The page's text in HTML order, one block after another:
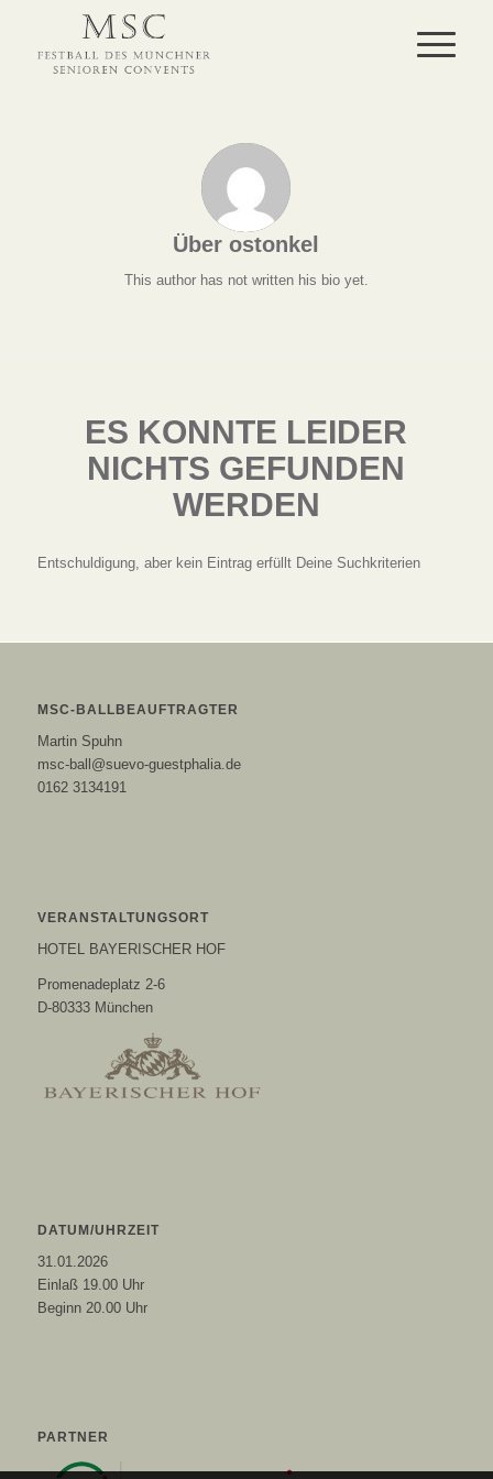
Überostonkel
This author has not written his bio yet.
ES KONNTE LEIDER
NICHTS GEFUNDEN
WERDEN
Entschuldigung, aber kein Eintrag erfüllt Deine Suchkriterien
MSC-BALLBEAUFTRAGTER
Martin Spuhn
msc-ball@suevo-guestphalia.de
0162 3134191
VERANSTALTUNGSORT
HOTEL BAYERISCHER HOF
Promenadeplatz 2-6
D-80333 München
DATUM/UHRZEIT
31.01.2026
Einlaß 19.00 Uhr
Beginn 20.00 Uhr
PARTNER